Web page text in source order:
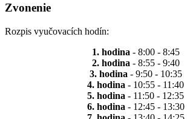
Zvonenie
Rozpis vyučovacích hodín:
1. hodina - 8:00 - 8:45
2. hodina - 8:55 - 9:40
3. hodina - 9:50 - 10:35
4. hodina - 10:55 - 11:40
5. hodina - 11:50 - 12:35
6. hodina - 12:45 - 13:30